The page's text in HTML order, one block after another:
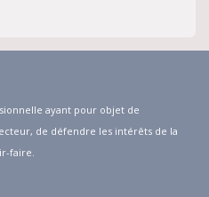
ayant pour objet de
de défendre les intérêts de la
faire.